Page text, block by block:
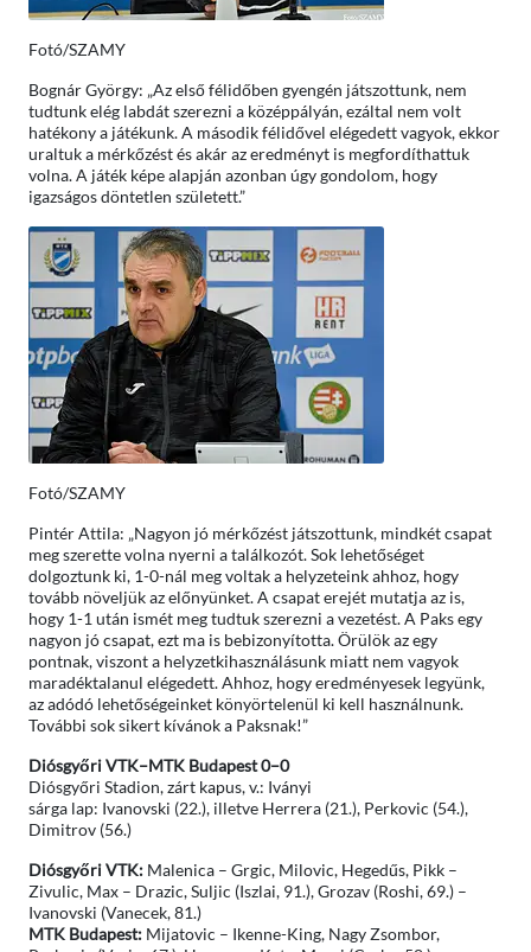
Fotó/SZAMY
Bognár György: „Az első félidőben gyengén játszottunk, nem
tudtunk elég labdát szerezni a középpályán, ezáltal nem volt
hatékony a játékunk. A második félidővel elégedett vagyok, ekkor
uraltuk a mérkőzést és akár az eredményt is megfordíthattuk
volna. A játék képe alapján azonban úgy gondolom, hogy
igazságos döntetlen született.”
Fotó/SZAMY
Pintér Attila: „Nagyon jó mérkőzést játszottunk, mindkét csapat
meg szerette volna nyerni a találkozót. Sok lehetőséget
dolgoztunk ki, 1-0-nál meg voltak a helyzeteink ahhoz, hogy
tovább növeljük az előnyünket. A csapat erejét mutatja az is,
hogy 1-1 után ismét meg tudtuk szerezni a vezetést. A Paks egy
nagyon jó csapat, ezt ma is bebizonyította. Örülök az egy
pontnak, viszont a helyzetkihasználásunk miatt nem vagyok
maradéktalanul elégedett. Ahhoz, hogy eredményesek legyünk,
az adódó lehetőségeinket könyörtelenül ki kell használnunk.
További sok sikert kívánok a Paksnak!”
Diósgyőri VTK–MTK Budapest 0–0
Diósgyőri Stadion, zárt kapus, v.: Iványi
sárga lap: Ivanovski (22.), illetve Herrera (21.), Perkovic (54.),
Dimitrov (56.)
Diósgyőri VTK: Malenica – Grgic, Milovic, Hegedűs, Pikk –
Zivulic, Max – Drazic, Suljic (Iszlai, 91.), Grozav (Roshi, 69.) –
Ivanovski (Vanecek, 81.)
MTK Budapest: Mijatovic – Ikenne-King, Nagy Zsombor,